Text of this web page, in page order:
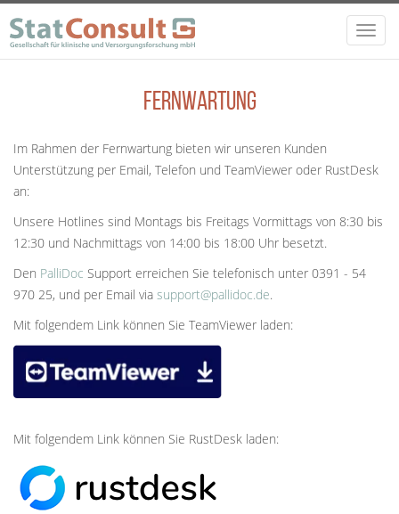
Direkt zum Inhalt
Fernwartung
Im Rahmen der Fernwartung bieten wir unseren Kunden
Unterstützung per Email, Telefon und TeamViewer oder RustDesk
an:
Unsere Hotlines sind Montags bis Freitags Vormittags von 8:30 bis
12:30 und Nachmittags von 14:00 bis 18:00 Uhr besetzt.
Den PalliDoc Support erreichen Sie telefonisch unter 0391 - 54
970 25, und per Email via support@pallidoc.de.
Mit folgendem Link können Sie TeamViewer laden:
Mit folgendem Link können Sie RustDesk laden: